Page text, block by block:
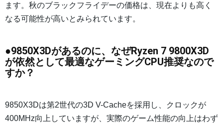
ます。秋のブラックフライデーの価格は、現在よりも高く
なる可能性が高いとみられています。
●9850X3Dがあるのに、なぜRyzen 7 9800X3D
が依然として最適なゲーミングCPU推奨なので
すか？
9850X3Dは第2世代の3D V-Cacheを採用し、クロックが
400MHz向上していますが、実際のゲーム性能の向上はわず